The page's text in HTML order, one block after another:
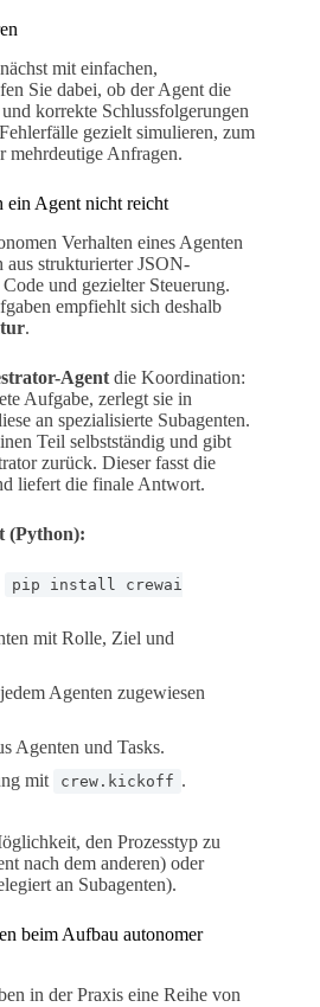
mit einfachen,
Sie dabei, ob der Agent die
korrekte Schlussfolgerungen
gezielt simulieren, zum
mehrdeutige Anfragen.
ein Agent nicht reicht
Verhalten eines Agenten
strukturierter JSON-
und gezielter Steuerung.
empfiehlt sich deshalb
.
Agent die Koordination:
Aufgabe, zerlegt sie in
an spezialisierte Subagenten.
Teil selbstständig und gibt
zurück. Dieser fasst die
liefert die finale Antwort.
(Python):
pip install crewai
mit Rolle, Ziel und
Agenten zugewiesen
Agenten und Tasks.
mit
crew.kickoff .
den Prozesstyp zu
nach dem anderen) oder
an Subagenten).
beim Aufbau autonomer
in der Praxis eine Reihe von